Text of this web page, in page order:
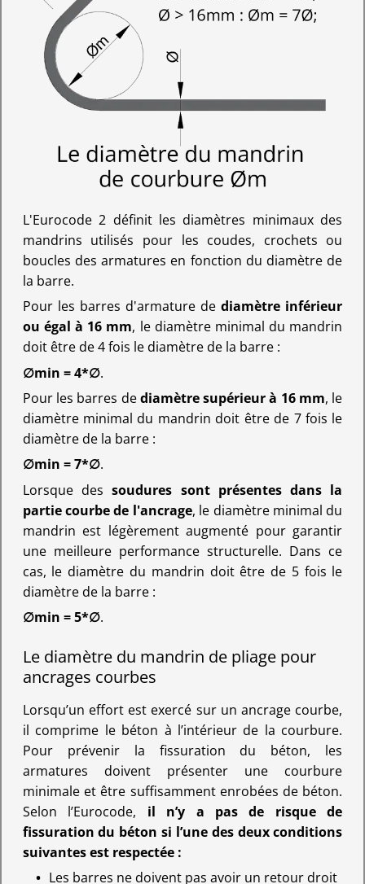
L'Eurocode 2 définit les diamètres minimaux des
mandrins utilisés pour les coudes, crochets ou
boucles des armatures en fonction du diamètre de
la barre.
Pour les barres d'armature dediamètre inférieur
ou égal à 16 mm, le diamètre minimal du mandrin
doit être de 4 fois le diamètre de la barre :
∅min = 4*∅.
Pour les barres dediamètre supérieur à 16 mm, le
diamètre minimal du mandrin doit être de 7 fois le
diamètre de la barre :
∅min = 7*∅.
Lorsque dessoudures sont présentes dans la
partie courbe de l'ancrage, le diamètre minimal du
mandrin est légèrement augmenté pour garantir
une meilleure performance structurelle. Dans ce
cas, le diamètre du mandrin doit être de 5 fois le
diamètre de la barre :
∅min = 5*∅.
Le diamètre du mandrin de pliage pour
ancrages courbes
Lorsqu’un effort est exercé sur un ancrage courbe,
il comprime le béton à l’intérieur de la courbure.
Pour prévenir la fissuration du béton, les
armatures doivent présenter une courbure
minimale et être suffisamment enrobées de béton.
Selon l’Eurocode, il n’y a pas de risque de
fissuration du béton si l’une des deux conditions
suivantes est respectée :
Les barres ne doivent pas avoir un retour droit